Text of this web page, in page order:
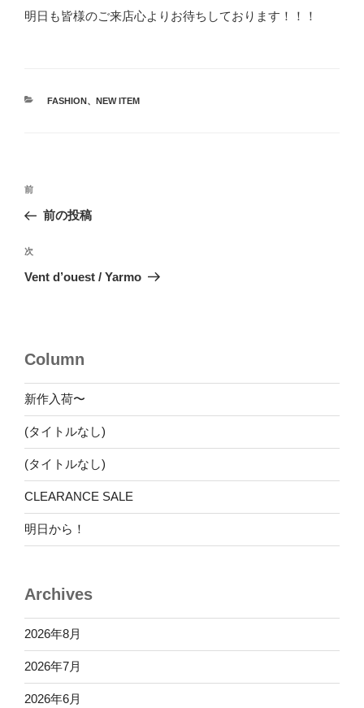
明日も皆様のご来店心よりお待ちしております！！！
カ
FASHION、 NEW ITEM
投
ナ
ビ
ゲ
ン
前
の
稿
前
前の投稿
次
の
次
Vent d’ouest / Yarmo
Column
新作入荷〜
(タイトルなし)
(タイトルなし)
CLEARANCE SALE
明日から！
Archives
2026年8月
2026年7月
2026年6月